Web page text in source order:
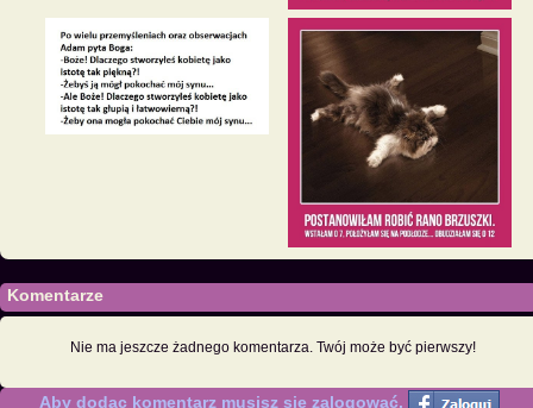
Komentarze
Nie ma jeszcze żadnego komentarza. Twój może być pierwszy!
Aby dodac komentarz musisz sie zalogować.